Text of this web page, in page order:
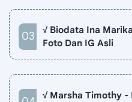
√ Biodata Ina
Foto Dan IG Asli
√ Marsha Timothy -